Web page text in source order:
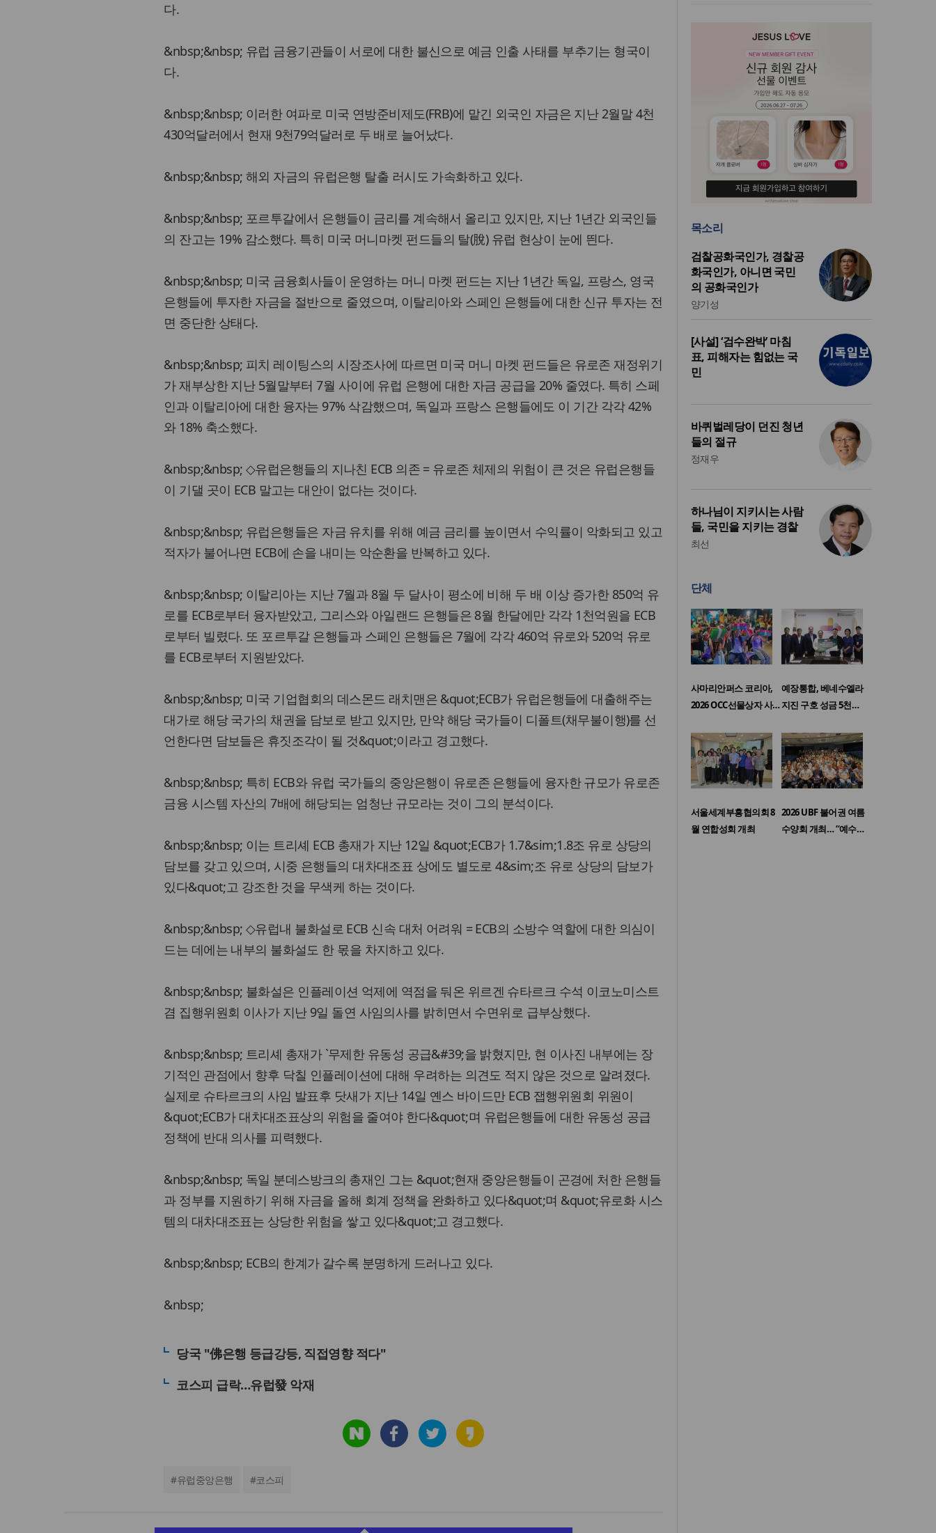
다.
&nbsp;&nbsp; 유럽 금융기관들이 서로에 대한 불신으로 예금 인출 사태를 부추기는 형국이
다.
&nbsp;&nbsp; 이러한 여파로 미국 연방준비제도(FRB)에 맡긴 외국인 자금은 지난 2월말 4천
430억달러에서 현재 9천79억달러로 두 배로 늘어났다.
&nbsp;&nbsp; 해외 자금의 유럽은행 탈출 러시도 가속화하고 있다.
&nbsp;&nbsp; 포르투갈에서 은행들이 금리를 계속해서 올리고 있지만, 지난 1년간 외국인들
의 잔고는 19% 감소했다. 특히 미국 머니마켓 펀드들의 탈(脫) 유럽 현상이 눈에 띈다.
&nbsp;&nbsp; 미국 금융회사들이 운영하는 머니 마켓 펀드는 지난 1년간 독일, 프랑스, 영국
은행들에 투자한 자금을 절반으로 줄였으며, 이탈리아와 스페인 은행들에 대한 신규 투자는 전
면 중단한 상태다.
&nbsp;&nbsp; 피치 레이팅스의 시장조사에 따르면 미국 머니 마켓 펀드들은 유로존 재정위기
가 재부상한 지난 5월말부터 7월 사이에 유럽 은행에 대한 자금 공급을 20% 줄였다. 특히 스페
인과 이탈리아에 대한 융자는 97% 삭감했으며, 독일과 프랑스 은행들에도 이 기간 각각 42%
와 18% 축소했다.
&nbsp;&nbsp; ◇유럽은행들의 지나친 ECB 의존 = 유로존 체제의 위험이 큰 것은 유럽은행들
이 기댈 곳이 ECB 말고는 대안이 없다는 것이다.
&nbsp;&nbsp; 유럽은행들은 자금 유치를 위해 예금 금리를 높이면서 수익률이 악화되고 있고
적자가 불어나면 ECB에 손을 내미는 악순환을 반복하고 있다.
&nbsp;&nbsp; 이탈리아는 지난 7월과 8월 두 달사이 평소에 비해 두 배 이상 증가한 850억 유
로를 ECB로부터 융자받았고, 그리스와 아일랜드 은행들은 8월 한달에만 각각 1천억원을 ECB
로부터 빌렸다. 또 포르투갈 은행들과 스페인 은행들은 7월에 각각 460억 유로와 520억 유로
를 ECB로부터 지원받았다.
&nbsp;&nbsp; 미국 기업협회의 데스몬드 래치맨은 &quot;ECB가 유럽은행들에 대출해주는
대가로 해당 국가의 채권을 담보로 받고 있지만, 만약 해당 국가들이 디폴트(채무불이행)를 선
언한다면 담보들은 휴짓조각이 될 것&quot;이라고 경고했다.
&nbsp;&nbsp; 특히 ECB와 유럽 국가들의 중앙은행이 유로존 은행들에 융자한 규모가 유로존
금융 시스템 자산의 7배에 해당되는 엄청난 규모라는 것이 그의 분석이다.
&nbsp;&nbsp; 이는 트리셰 ECB 총재가 지난 12일 &quot;ECB가 1.7&sim;1.8조 유로 상당의
담보를 갖고 있으며, 시중 은행들의 대차대조표 상에도 별도로 4&sim;조 유로 상당의 담보가
있다&quot;고 강조한 것을 무색케 하는 것이다.
&nbsp;&nbsp; ◇유럽내 불화설로 ECB 신속 대처 어려워 = ECB의 소방수 역할에 대한 의심이
드는 데에는 내부의 불화설도 한 몫을 차지하고 있다.
&nbsp;&nbsp; 불화설은 인플레이션 억제에 역점을 둬온 위르겐 슈타르크 수석 이코노미스트
겸 집행위원회 이사가 지난 9일 돌연 사임의사를 밝히면서 수면위로 급부상했다.
&nbsp;&nbsp; 트리셰 총재가 `무제한 유동성 공급&#39;을 밝혔지만, 현 이사진 내부에는 장
기적인 관점에서 향후 닥칠 인플레이션에 대해 우려하는 의견도 적지 않은 것으로 알려졌다.
실제로 슈타르크의 사임 발표후 닷새가 지난 14일 옌스 바이드만 ECB 잽행위원회 위원이
&quot;ECB가 대차대조표상의 위험을 줄여야 한다&quot;며 유럽은행들에 대한 유동성 공급
정책에 반대 의사를 피력했다.
&nbsp;&nbsp; 독일 분데스방크의 총재인 그는 &quot;현재 중앙은행들이 곤경에 처한 은행들
과 정부를 지원하기 위해 자금을 올해 회계 정책을 완화하고 있다&quot;며 &quot;유로화 시스
템의 대차대조표는 상당한 위험을 쌓고 있다&quot;고 경고했다.
&nbsp;&nbsp; ECB의 한계가 갈수록 분명하게 드러나고 있다.
&nbsp;
당국 "佛은행 등급강등, 직접영향 적다"
코스피 급락…유럽發 악재
#유럽중앙은행 #코스피
목소리
검찰공화국인가, 경찰공
화국인가, 아니면 국민
의 공화국인가
양기성
[사설] ‘검수완박’ 마침
표, 피해자는 힘없는 국
민
바퀴벌레당이 던진 청년
들의 절규
정재우
하나님이 지키시는 사람
들, 국민을 지키는 경찰
최선
단체
사마리안퍼스 코리아,
2026 OCC선물상자 사…
예장통합, 베네수엘라
지진 구호 성금 5천…
서울세계부흥협의회 8
월 연합성회 개최
2026 UBF 불어권 여름
수양회 개최… “예수…